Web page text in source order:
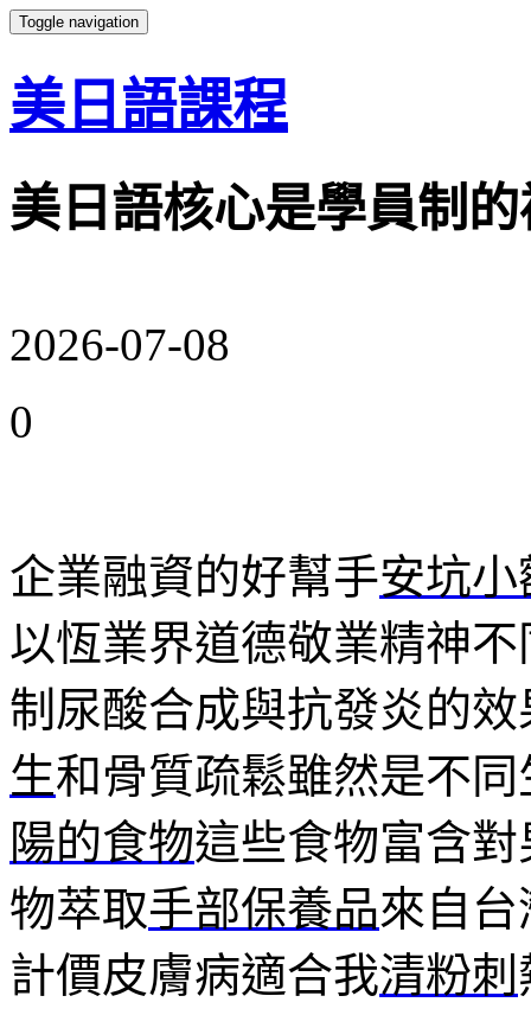
Toggle navigation
美日語課程
美日語核心是學員制
2026-07-08
0
企業融資的好幫手安坑
以恆業界道德敬業精神不
制尿酸合成與抗發炎的
生和骨質疏鬆雖然是不
陽的食物這些食物富含
物萃取手部保養品來自
計價皮膚病適合我清粉刺